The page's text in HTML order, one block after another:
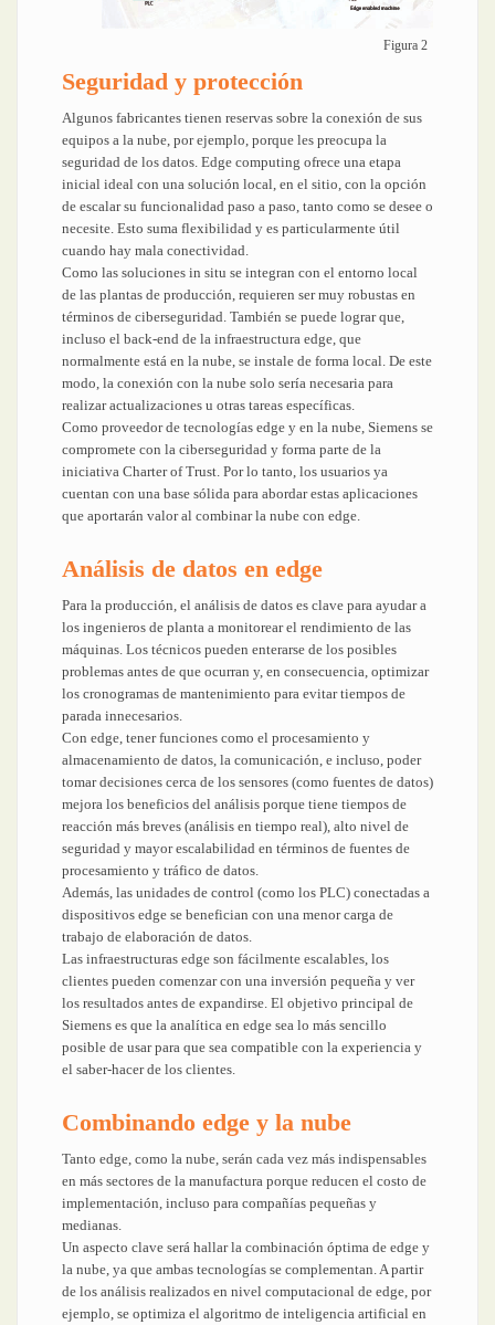
Figura 2
Seguridad y protección
Algunos fabricantes tienen reservas sobre la conexión de sus
equipos a la nube, por ejemplo, porque les preocupa la
seguridad de los datos. Edge computing ofrece una etapa
inicial ideal con una solución local, en el sitio, con la opción
de escalar su funcionalidad paso a paso, tanto como se desee o
necesite. Esto suma flexibilidad y es particularmente útil
cuando hay mala conectividad.
Como las soluciones in situ se integran con el entorno local
de las plantas de producción, requieren ser muy robustas en
términos de ciberseguridad. También se puede lograr que,
incluso el back-end de la infraestructura edge, que
normalmente está en la nube, se instale de forma local. De este
modo, la conexión con la nube solo sería necesaria para
realizar actualizaciones u otras tareas específicas.
Como proveedor de tecnologías edge y en la nube, Siemens se
compromete con la ciberseguridad y forma parte de la
iniciativa Charter of Trust. Por lo tanto, los usuarios ya
cuentan con una base sólida para abordar estas aplicaciones
que aportarán valor al combinar la nube con edge.
Análisis de datos en edge
Para la producción, el análisis de datos es clave para ayudar a
los ingenieros de planta a monitorear el rendimiento de las
máquinas. Los técnicos pueden enterarse de los posibles
problemas antes de que ocurran y, en consecuencia, optimizar
los cronogramas de mantenimiento para evitar tiempos de
parada innecesarios.
Con edge, tener funciones como el procesamiento y
almacenamiento de datos, la comunicación, e incluso, poder
tomar decisiones cerca de los sensores (como fuentes de datos)
mejora los beneficios del análisis porque tiene tiempos de
reacción más breves (análisis en tiempo real), alto nivel de
seguridad y mayor escalabilidad en términos de fuentes de
procesamiento y tráfico de datos.
Además, las unidades de control (como los PLC) conectadas a
dispositivos edge se benefician con una menor carga de
trabajo de elaboración de datos.
Las infraestructuras edge son fácilmente escalables, los
clientes pueden comenzar con una inversión pequeña y ver
los resultados antes de expandirse. El objetivo principal de
Siemens es que la analítica en edge sea lo más sencillo
posible de usar para que sea compatible con la experiencia y
el saber-hacer de los clientes.
Combinando edge y la nube
Tanto edge, como la nube, serán cada vez más indispensables
en más sectores de la manufactura porque reducen el costo de
implementación, incluso para compañías pequeñas y
medianas.
Un aspecto clave será hallar la combinación óptima de edge y
la nube, ya que ambas tecnologías se complementan. A partir
de los análisis realizados en nivel computacional de edge, por
ejemplo, se optimiza el algoritmo de inteligencia artificial en